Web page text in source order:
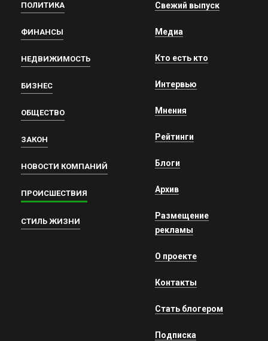
ПОЛИТИКА
ФИНАНСЫ
НЕДВИЖИМОСТЬ
БИЗНЕС
ОБЩЕСТВО
ЗАКОН
НОВОСТИ КОМПАНИЙ
ПРОИСШЕСТВИЯ
СТИЛЬ ЖИЗНИ
Свежий выпуск
Медиа
Кто есть кто
Интервью
Мнения
Рейтинги
Блоги
Архив
Размещение
рекламы
О проекте
Контакты
Стать блогером
Подписка